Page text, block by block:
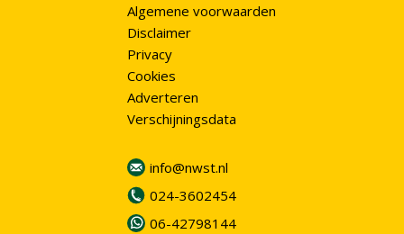
Algemene voorwaarden
Disclaimer
Privacy
Cookies
Adverteren
Verschijningsdata
info@nwst.nl
024-3602454
06-42798144